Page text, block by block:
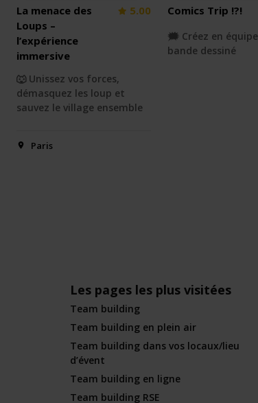
La menace des
Loups –
l’expérience
immersive
5.00
🐺 Unissez vos forces,
démasquez les loup et
sauvez le village ensemble
Paris
Comics Trip !?!
🗯️ Créez en
bande dessiné
Les pages les plus visitées
Team building
Team building en plein air
Team building dans vos locaux/lieu
d’évent
Team building en ligne
Team building RSE